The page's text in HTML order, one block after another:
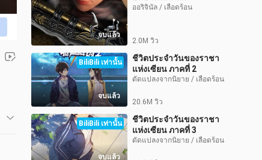
จบแล้ว
ออริจินัล / เลือดร้อน
2.0M วิว
จบแล้ว
BiliBili เท่านั้น
ชีวิตประจำวันของราชา
แห่งเซียน ภาคที่ 2
ดัดแปลงจากนิยาย / เลือดร้อน
20.6M วิว
จบแล้ว
BiliBili เท่านั้น
ชีวิตประจำวันของราชา
แห่งเซียน ภาคที่ 3
ดัดแปลงจากนิยาย / เลือดร้อน